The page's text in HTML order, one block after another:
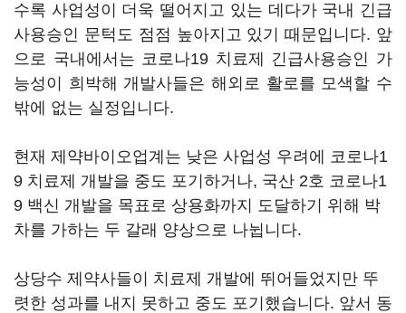
수록 사업성이 더욱 떨어지고 있는 데다가 국내 긴급
사용승인 문턱도 점점 높아지고 있기 때문입니다. 앞
으로 국내에서는 코로나19 치료제 긴급사용승인 가
능성이 희박해 개발사들은 해외로 활로를 모색할 수
밖에 없는 실정입니다.
현재 제약바이오업계는 낮은 사업성 우려에 코로나1
9 치료제 개발을 중도 포기하거나, 국산 2호 코로나1
9 백신 개발을 목표로 상용화까지 도달하기 위해 박
차를 가하는 두 갈래 양상으로 나뉩니다.
상당수 제약사들이 치료제 개발에 뛰어들었지만 뚜
렷한 성과를 내지 못하고 중도 포기했습니다. 앞서 동